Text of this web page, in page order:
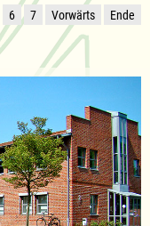
6 7 Vorwärts Ende